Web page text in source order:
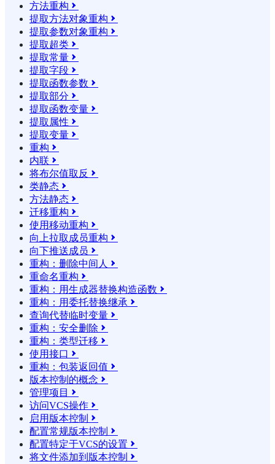
方法重构 
提取方法对象重构 
提取参数对象重构 
提取超类 
提取常量 
提取字段 
提取函数参数 
提取部分 
提取函数变量 
提取属性 
提取变量 
重构 
内联 
将布尔值取反 
类静态 
方法静态 
迁移重构 
使用移动重构 
向上拉取成员重构 
向下推送成员 
重构：删除中间人 
重命名重构 
重构：用生成器替换构造函数 
重构：用委托替换继承 
查询代替临时变量 
重构：安全删除 
重构：类型迁移 
使用接口 
重构：包装返回值 
版本控制的概念 
管理项目 
访问VCS操作 
启用版本控制 
配置常规版本控制 
配置特定于VCS的设置 
将文件添加到版本控制 